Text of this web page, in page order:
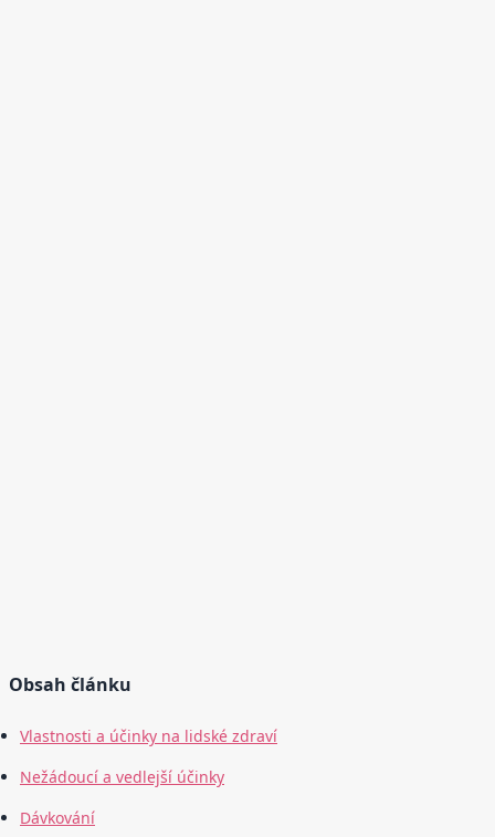
Obsah článku
Vlastnosti a účinky na lidské zdraví
Nežádoucí a vedlejší účinky
Dávkování